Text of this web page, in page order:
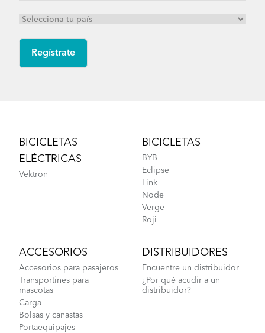
BICICLETAS
ELÉCTRICAS
Vektron
BICICLETAS
BYB
Eclipse
Link
Node
Verge
Roji
ACCESORIOS
Accesorios para pasajeros
Transportines para
mascotas
Carga
Bolsas y canastas
Portaequipajes
DISTRIBUIDORES
Encuentre un distribuidor
¿Por qué acudir a un
distribuidor?